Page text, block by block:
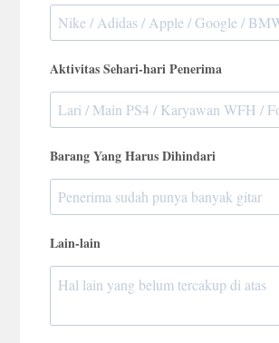
Aktivitas Sehari-hari Penerima
Barang Yang Harus Dihindari
Lain-lain